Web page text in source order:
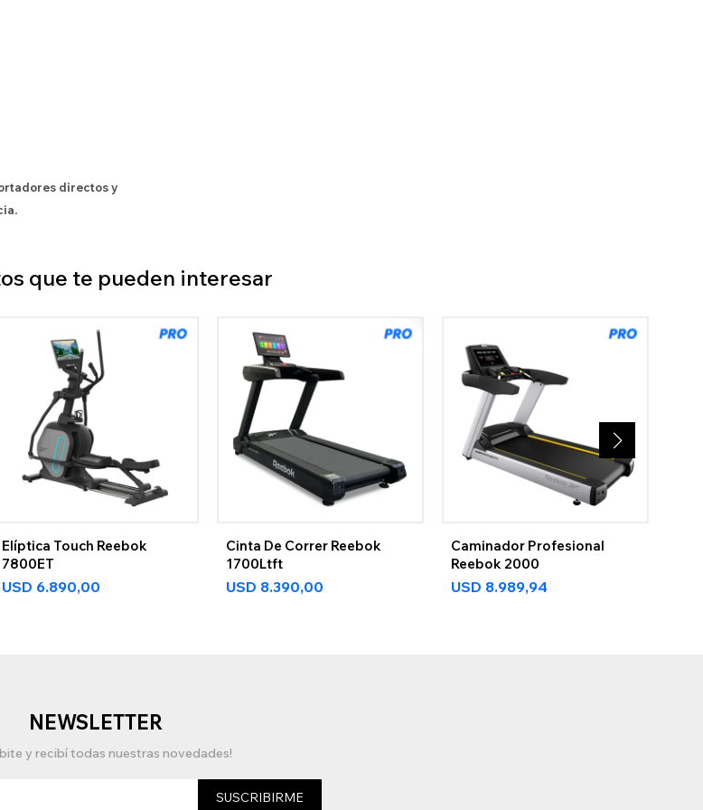
directos y
que te pueden interesar
Elíptica Touch Reebok
7800ET
USD 6.890,00
Cinta De Correr Reebok
1700Ltft
USD 8.390,00
Caminador Profesional
Reebok 2000
USD 8.989,94
NEWSLETTER
y recibí todas nuestras novedades!
SUSCRIBIRME